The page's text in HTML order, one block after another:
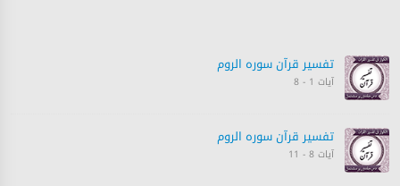
تفسیر قرآن سورہ ‎الروم‎
آیات 1 - 8
تفسیر قرآن سورہ ‎الروم‎
آیات 8 - 11